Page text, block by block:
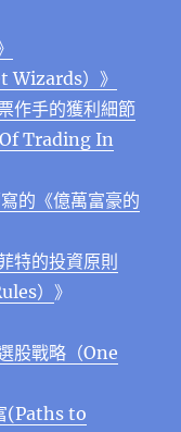
Wizards）》
作手的獲利細節
Trading In
的《億萬富豪的
特的投資原則
）》
股戰略（One
(Paths to